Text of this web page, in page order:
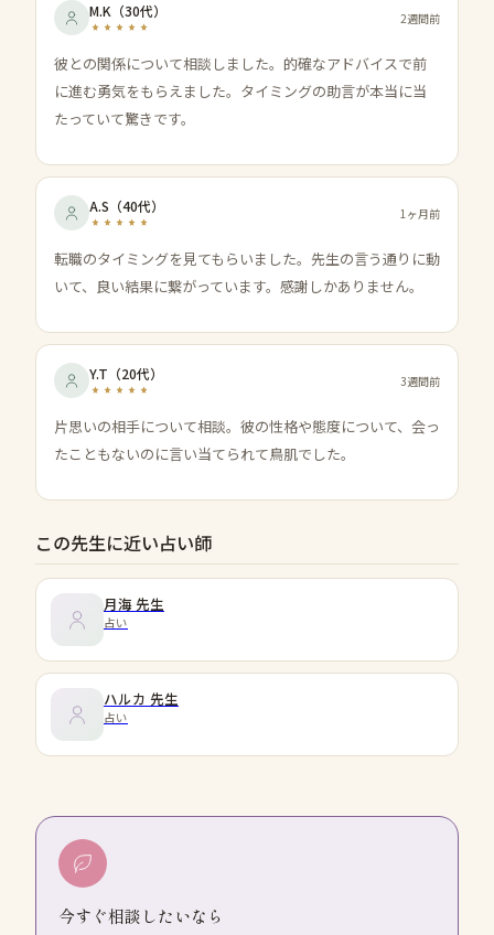
M.K （30代） 2週間前
彼との関係について相談しました。的確なアドバイスで前
に進む勇気をもらえました。タイミングの助言が本当に当
たっていて驚きです。
A.S （40代） 1ヶ月前
転職のタイミングを見てもらいました。先生の言う通りに動
いて、良い結果に繋がっています。感謝しかありません。
Y.T （20代） 3週間前
片思いの相手について相談。彼の性格や態度について、会っ
たこともないのに言い当てられて鳥肌でした。
この先生に近い占い師
月海 先生
占い
ハルカ 先生
占い
今すぐ相談したいなら